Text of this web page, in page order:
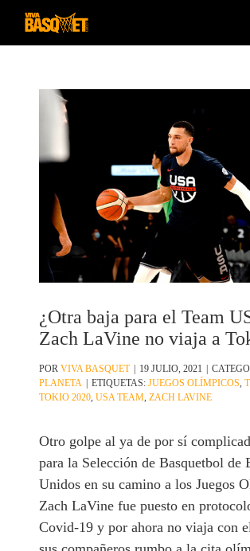
Saltar
¿Otra baja para el Team
Zach LaVine no viaja a
PORVIVA BASQUET | 19 JULIO, 2021 |
PLANETA | ETIQUETAS:JUEGOS OLÍMPICOS ,
TOKIO 2020 ,USA TEAM ZACH LAVINE
Otro golpe al ya de por sí
para la Selección de Basquetbol de
Unidos en su camino a los Juegos
Zach LaVine fue puesto en
Covid-19 y por ahora no viaja con